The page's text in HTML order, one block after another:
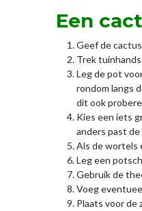
Een
Geef de cactus
Trek
Leg de pot
rondom langs
dit ook
Kies een iets
anders past
Als de wortels
Leg een
Gebruik de
Voeg
Plaats voor de